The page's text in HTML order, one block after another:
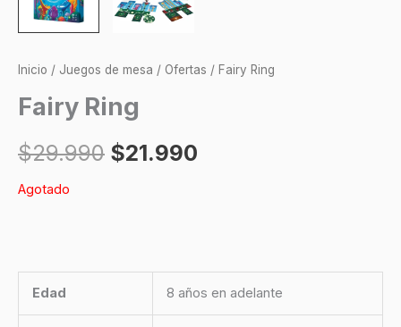
Inicio / Juegos de mesa / Ofertas / Fairy Ring
Fairy Ring
$29.990 $21.990
Agotado
Edad 8 años en adelante